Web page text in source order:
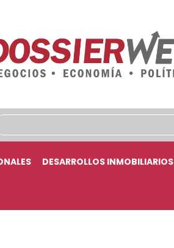
DESARROLLOS INMOBILIARIOS